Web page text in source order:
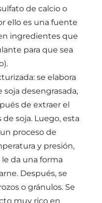
de calcio o
ello es una fuente
ingredientes que
para que sea
se elabora
soja desengrasada,
de extraer el
soja. Luego, esta
proceso de
y presión,
da una forma
Después, se
o gránulos. Se
muy rico en